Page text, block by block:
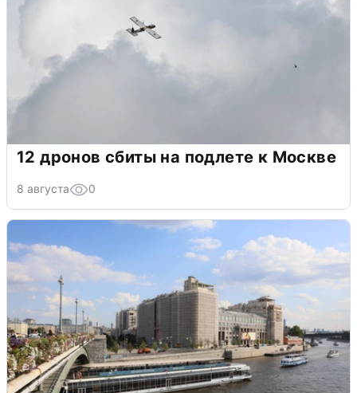
12 дронов сбиты на подлете к Москве
8 августа 0